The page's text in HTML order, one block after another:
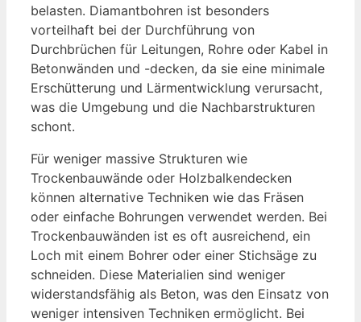
belasten. Diamantbohren ist besonders
vorteilhaft bei der Durchführung von
Durchbrüchen für Leitungen, Rohre oder Kabel in
Betonwänden und -decken, da sie eine minimale
Erschütterung und Lärmentwicklung verursacht,
was die Umgebung und die Nachbarstrukturen
schont.
Für weniger massive Strukturen wie
Trockenbauwände oder Holzbalkendecken
können alternative Techniken wie das Fräsen
oder einfache Bohrungen verwendet werden. Bei
Trockenbauwänden ist es oft ausreichend, ein
Loch mit einem Bohrer oder einer Stichsäge zu
schneiden. Diese Materialien sind weniger
widerstandsfähig als Beton, was den Einsatz von
weniger intensiven Techniken ermöglicht. Bei